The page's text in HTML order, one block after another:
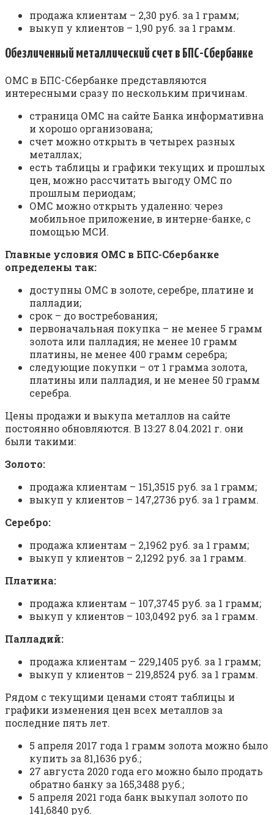
продажа клиентам – 2,30 руб. за 1 грамм;
выкуп у клиентов – 1,90 руб. за 1 грамм.
Обезличенный металлический счет в БПС-Сбербанке
ОМС в БПС-Сбербанке представляются
интересными сразу по нескольким причинам.
страница ОМС на сайте Банка информативна
и хорошо организована;
счет можно открыть в четырех разных
металлах;
есть таблицы и графики текущих и прошлых
цен, можно рассчитать выгоду ОМС по
прошлым периодам;
ОМС можно открыть удаленно: через
мобильное приложение, в интерне-банке, с
помощью МСИ.
Главные условия ОМС в БПС-Сбербанке
определены так:
доступны ОМС в золоте, серебре, платине и
палладии;
срок – до востребования;
первоначальная покупка – не менее 5 грамм
золота или палладия; не менее 10 грамм
платины, не менее 400 грамм серебра;
следующие покупки – от 1 грамма золота,
платины или палладия, и не менее 50 грамм
серебра.
Цены продажи и выкупа металлов на сайте
постоянно обновляются. В 13:27 8.04.2021 г. они
были такими:
Золото:
продажа клиентам – 151,3515 руб. за 1 грамм;
выкуп у клиентов – 147,2736 руб. за 1 грамм.
Серебро:
продажа клиентам – 2,1962 руб. за 1 грамм;
выкуп у клиентов – 2,1292 руб. за 1 грамм.
Платина:
продажа клиентам – 107,3745 руб. за 1 грамм;
выкуп у клиентов – 103,0492 руб. за 1 грамм.
Палладий:
продажа клиентам – 229,1405 руб. за 1 грамм;
выкуп у клиентов – 219,8524 руб. за 1 грамм.
Рядом с текущими ценами стоят таблицы и
графики изменения цен всех металлов за
последние пять лет.
5 апреля 2017 года 1 грамм золота можно было
купить за 81,1636 руб.;
27 августа 2020 года его можно было продать
обратно банку за 165,3488 руб.;
5 апреля 2021 года банк выкупал золото по
141,6840 руб.